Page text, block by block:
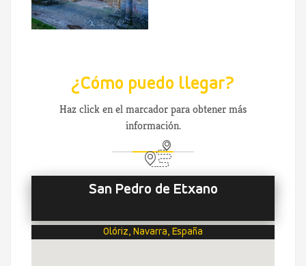
¿Cómo puedo llegar?
Haz click en el marcador para obtener más
información.
San Pedro de Etxano
Olóriz, Navarra, España